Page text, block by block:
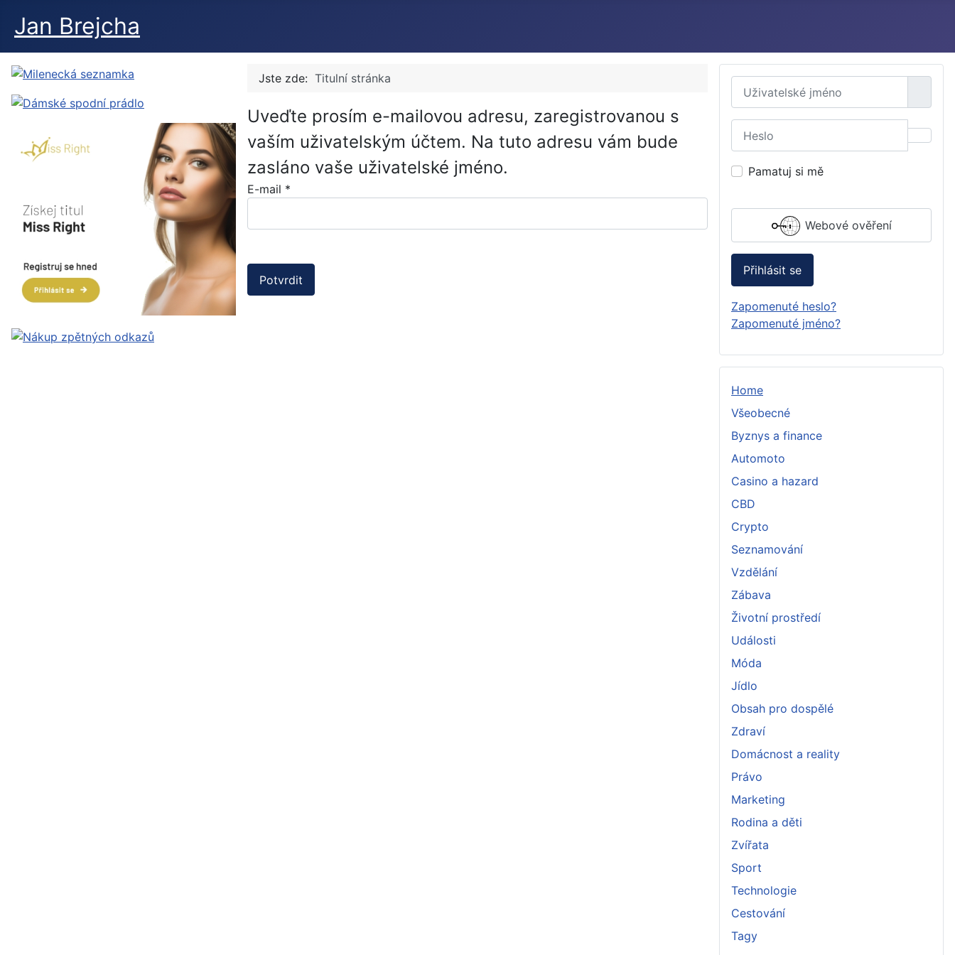
Jan Brejcha
Jste zde: Titulní stránka
Uveďte prosím e-mailovou adresu, zaregistrovanou s
vaším uživatelským účtem. Na tuto adresu vám bude
zasláno vaše uživatelské jméno.
E-mail *
Potvrdit
Uživatelské jméno
Pamatuj si mě
Webové ověření
Přihlásit se
Zapomenuté heslo?
Zapomenuté jméno?
Home
Všeobecné
Byznys a finance
Automoto
Casino a hazard
CBD
Crypto
Seznamování
Vzdělání
Zábava
Životní prostředí
Události
Móda
Jídlo
Obsah pro dospělé
Zdraví
Domácnost a reality
Právo
Marketing
Rodina a děti
Zvířata
Sport
Technologie
Cestování
Tagy